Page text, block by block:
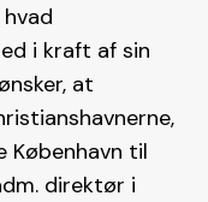
i kraft af sin
at
København til
direktør i